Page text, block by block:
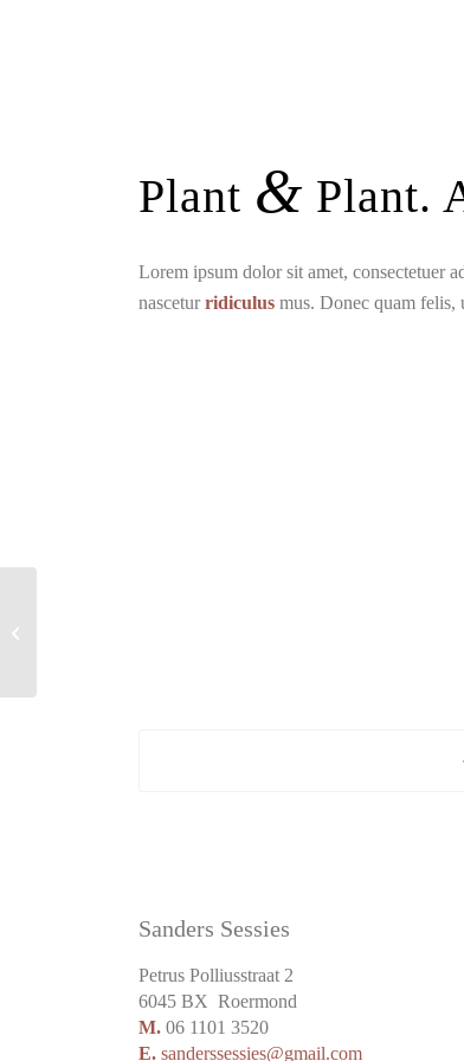
Plant & Plant.
Lorem ipsum dolor sit amet, consectetuer
nasceturridiculus mus. Donec quam felis,
Sanders Sessies
Petrus Polliusstraat 2
6045 BX Roermond
M. 06 1101 3520
E. sanderssessies@gmail.com